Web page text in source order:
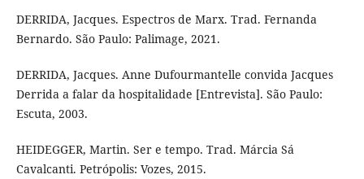
DERRIDA, Jacques. Espectros de Marx. Trad. Fernanda
Bernardo. São Paulo: Palimage, 2021.
DERRIDA, Jacques. Anne Dufourmantelle convida Jacques
Derrida a falar da hospitalidade [Entrevista]. São Paulo:
Escuta, 2003.
HEIDEGGER, Martin. Ser e tempo. Trad. Márcia Sá
Cavalcanti. Petrópolis: Vozes, 2015.